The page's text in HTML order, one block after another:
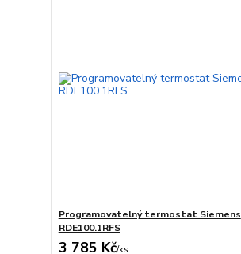
Programovatelný termostat Siemens
RDE100.1RFS
3 785 Kč/ks